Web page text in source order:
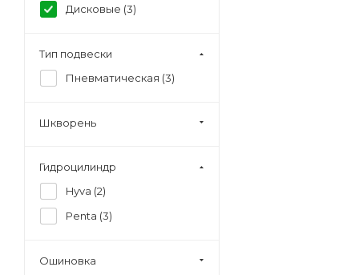
Дисковые (3)
Тип подвески
Пневматическая (3)
Шкворень
Гидроцилиндр
Hyva (2)
Penta (3)
Ошиновка